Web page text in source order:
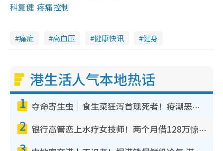
科复健 疼痛控制
痛症 高血压 健康快讯 健身
港生活人气本地热话
1 夺命寄生虫｜食生菜狂泻首现死者！疫潮恶化录1.8万宗病例 揭洗菜3大谬误
2 银行高管恋上水疗女技师！两个月借128万惊觉“沉船”沉落火海 揭背后疑似邪教操控卖淫